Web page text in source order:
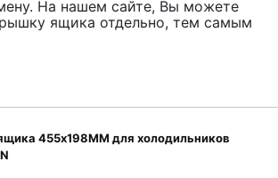
На нашем сайте, Вы можете
ящика отдельно, тем самым
Деталь подходит
BEKO и BLOMBERG.
455x198ММ для холодильников